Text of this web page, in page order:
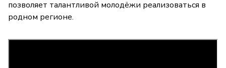
позволяет талантливой молодёжи реализоваться в
родном регионе.